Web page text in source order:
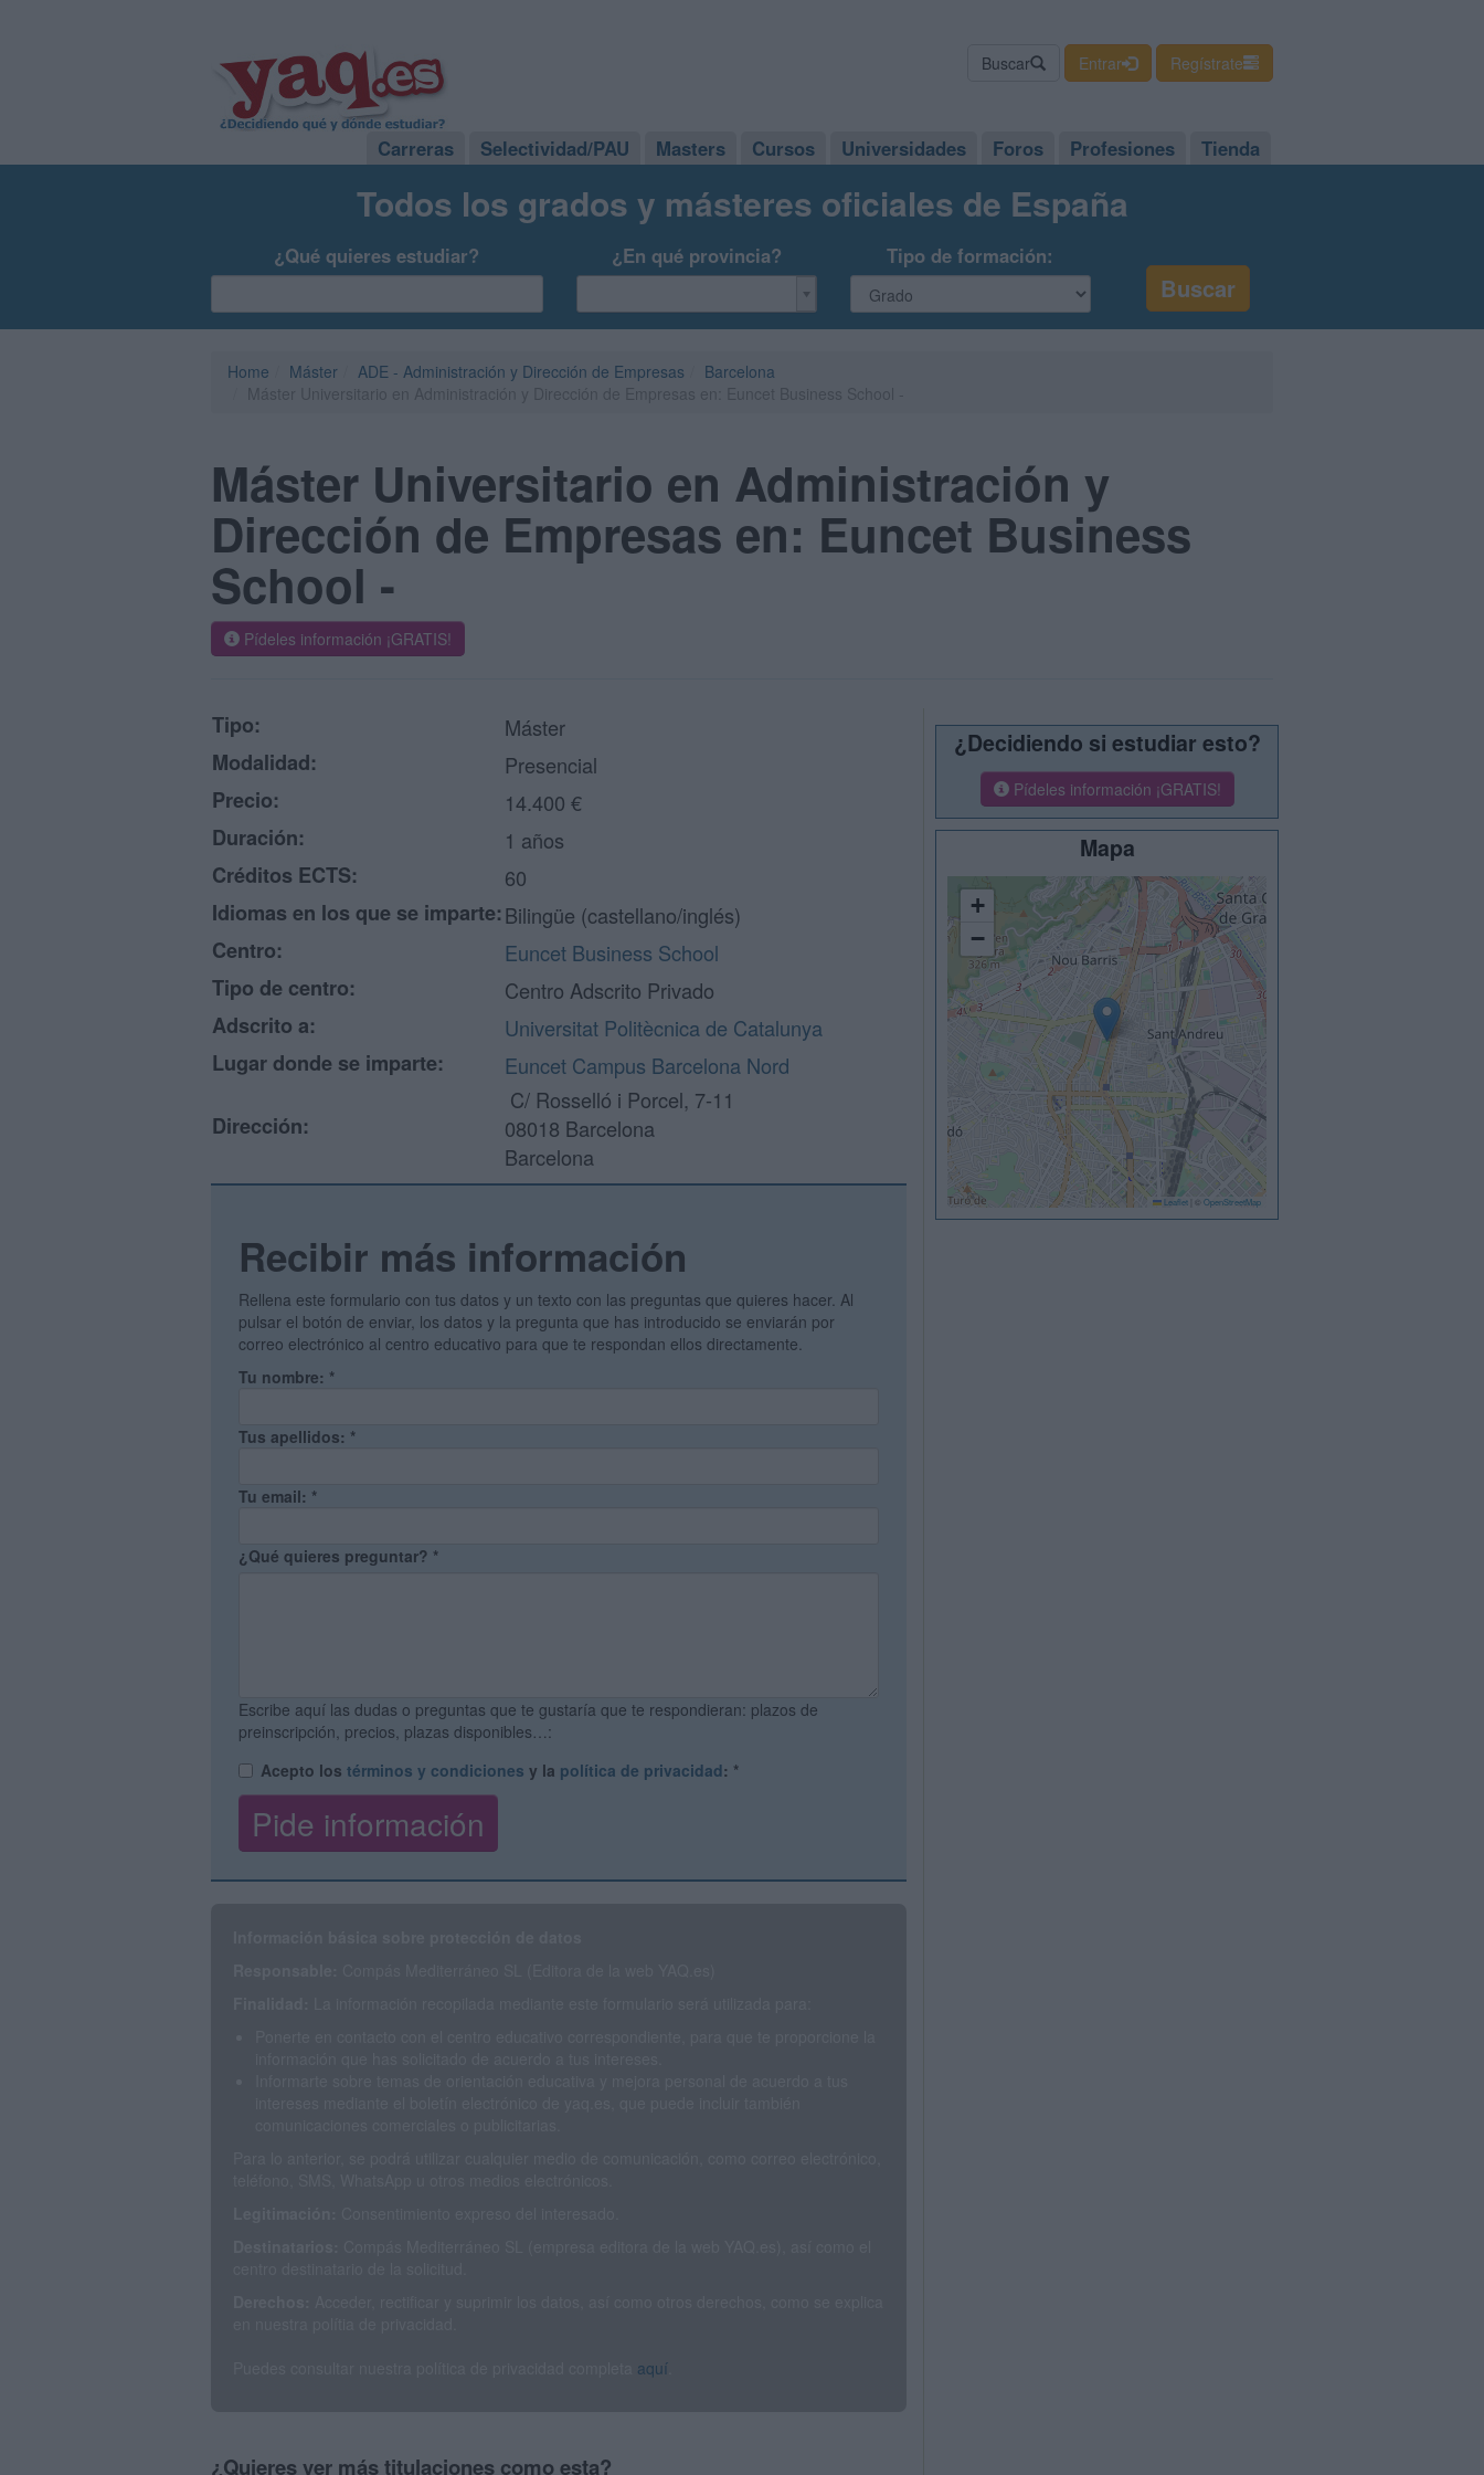
Buscar Entrar Regístrate
Carreras Selectividad/PAU Masters Cursos Universidades Foros Profesiones Tienda
Todos los grados y másteres oficiales de España
¿Qué quieres estudiar? ¿En qué provincia? Tipo de formación:
Home Máster ADE - Administración y Dirección de Empresas
Barcelona
Máster Universitario en Administración y
Dirección de Empresas en: Euncet Business
School -
Pídeles información ¡GRATIS!
Tipo:
Máster
Modalidad:
Presencial
Precio:
14.400 €
Duración:
1 años
Créditos ECTS:
60
Idiomas en los que se imparte:Bilingüe (castellano/inglés)
Centro:
Euncet Business School
Tipo de centro:
Centro Adscrito Privado
Adscrito a:
Universitat Politècnica de Catalunya
Lugar donde se imparte:
Euncet Campus Barcelona Nord
Dirección:
C/ Rosselló i Porcel, 7-11
08018 Barcelona
Barcelona
Recibir más información
Rellena este formulario con tus datos y un texto con las preguntas que quieres hacer. Al
pulsar el botón de enviar, los datos y la pregunta que has introducido se enviarán por
correo electrónico al centro educativo para que te respondan ellos directamente.
Tu nombre: *
Tus apellidos: *
Tu email: *
¿Qué quieres preguntar? *
Escribe aquí las dudas o preguntas que te gustaría que te respondieran: plazos de
preinscripción, precios, plazas disponibles…:
Acepto los términos y condiciones y la política de privacidad: *
aquí
¿Quieres ver más titulaciones como esta?
¿Decidiendo si estudiar esto?
Pídeles información ¡GRATIS!
Mapa
+
−
Leaflet © OpenStreetMap